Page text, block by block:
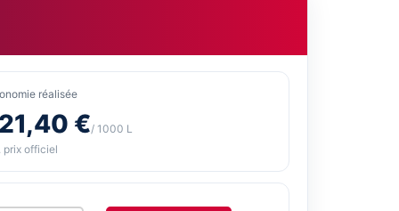
réalisée
€/ 1000 L
prix officiel